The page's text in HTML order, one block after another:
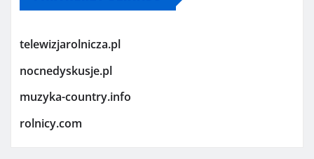
telewizjarolnicza.pl
nocnedyskusje.pl
muzyka-country.info
rolnicy.com